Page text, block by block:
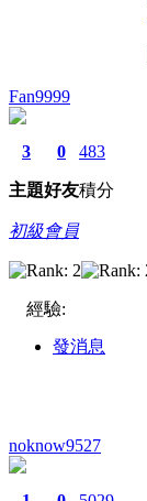
Fan9999
3
主題
0
好友
483
積分
初級會員
經驗:
發消息
noknow9527